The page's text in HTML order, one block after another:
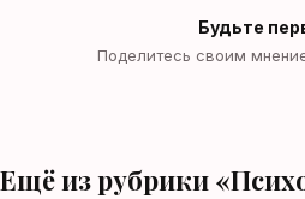
Будьте
Поделитесь своим
Ещё из рубрики